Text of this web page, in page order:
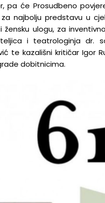
pa će Prosudbeno
najbolju predstavu u
žensku ulogu, za
i teatrologinja dr.
te kazališni kritičar Igor
dobitnicima.